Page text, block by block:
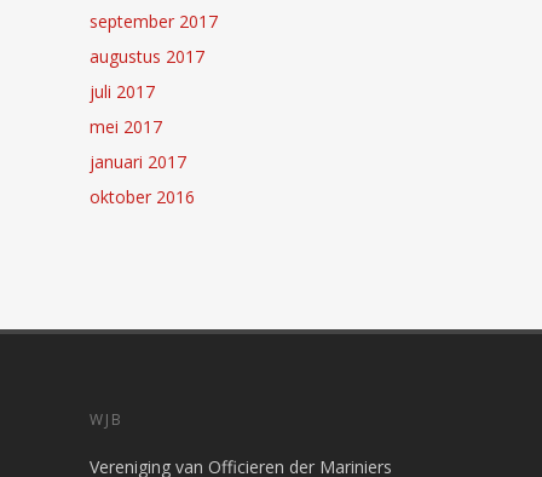
september 2017
augustus 2017
juli 2017
mei 2017
januari 2017
oktober 2016
WJB
Vereniging van Officieren der Mariniers